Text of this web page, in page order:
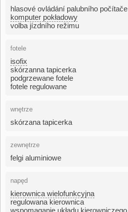
hlasové ovládání palubního počítače
komputer pokładowy
volba jízdního režimu
fotele
isofix
skórzanna tapicerka
podgrzewane fotele
fotele regulowane
wnętrze
skórzana tapicerka
zewnętrze
felgi aluminiowe
napęd
kierownica wielofunkcyjna
regulowana kierownica
wspomaganie układu kierowniczego